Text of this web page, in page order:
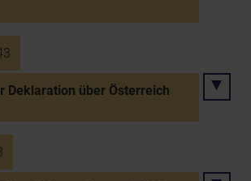
Deklaration über Österreich